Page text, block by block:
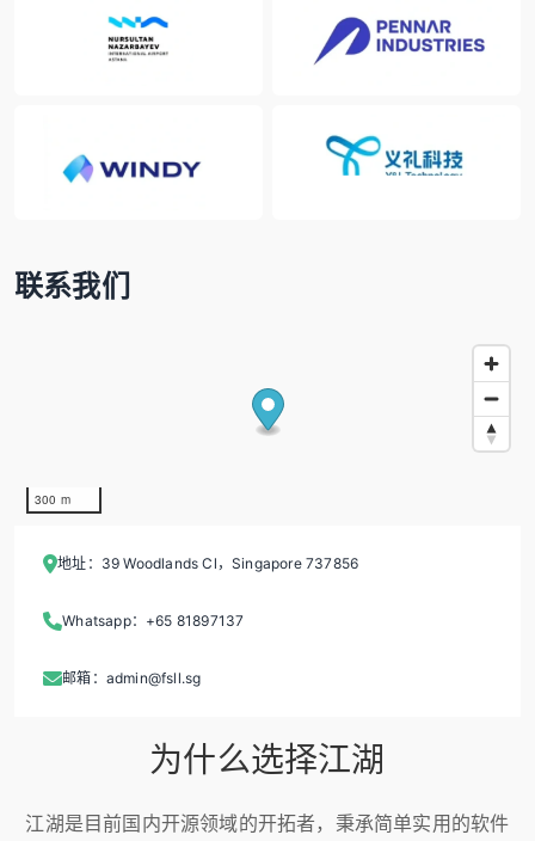
联系我们
300 m
地址：39 Woodlands Cl，Singapore 737856
Whatsapp：+65 81897137
邮箱：admin@fsll.sg
为什么选择江湖
江湖是目前国内开源领域的开拓者，秉承简单实用的软件